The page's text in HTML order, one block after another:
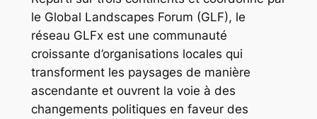
le Global Landscapes Forum (GLF), le
réseau GLFx est une communauté
croissante d’organisations locales qui
transforment les paysages de manière
ascendante et ouvrent la voie à des
changements politiques en faveur des